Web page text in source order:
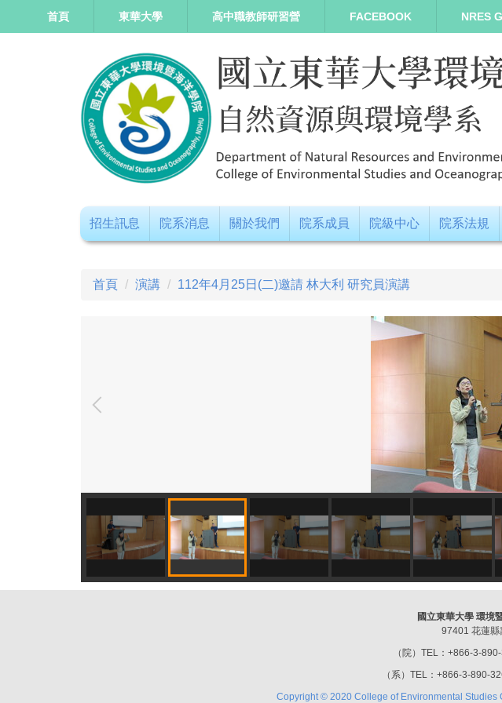
到
首頁 東華大學 高中職教師研習營 FACEBOOK NRES
招生訊息 院系消息 關於我們 院系成員 院級中心 院系法規
首頁 演講 112年4月25日(二)邀請 林大利 研究員演講
國立東華大學 環
97401 花蓮縣
（院）TEL：+866-3-
（系）TEL：+866-3-
Copyright © 2020 College of Environmental